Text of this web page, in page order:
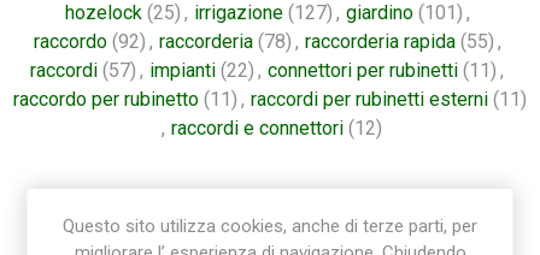
hozelock (25) , irrigazione (127) , giardino (101) ,
raccordo (92) , raccorderia (78) , raccorderia rapida (55) ,
raccordi (57) , impianti (22) , connettori per rubinetti (11) ,
raccordo per rubinetto (11) , raccordi per rubinetti esterni (11)
, raccordi e connettori (12)
Questo sito utilizza cookies, anche di terze parti, per